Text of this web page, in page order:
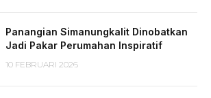
Panangian Simanungkalit Dinobatkan
Jadi Pakar Perumahan Inspiratif
10 FEBRUARI 2026